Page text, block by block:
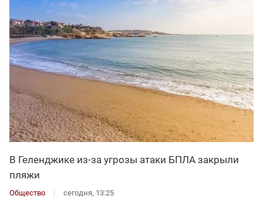
В Геленджике из-за угрозы атаки БПЛА закрыли
пляжи
Общество сегодня, 13:25